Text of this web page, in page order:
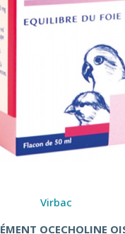
Virbac
OCECHOLINE